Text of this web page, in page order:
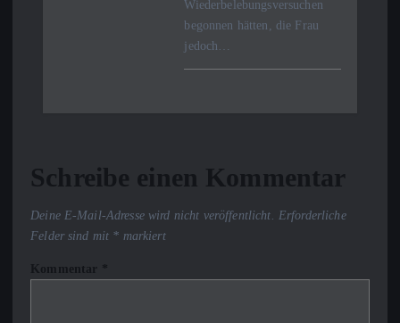
Wiederbelebungsversuchen
begonnen hätten, die Frau
jedoch…
Schreibe einen Kommentar
Deine E-Mail-Adresse wird nicht veröffentlicht.
Erforderliche
Felder sind mit * markiert
Kommentar *